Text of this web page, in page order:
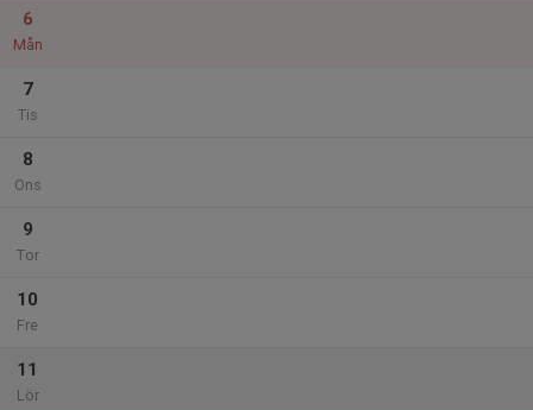
6
Mån
7
Tis
8
Ons
9
Tor
10
Fre
11
Lör